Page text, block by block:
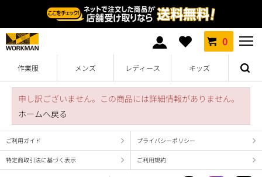
0
作業服 メンズ レディース キッズ
申し訳ございません。この商品には詳細情報がありません。
ホームへ戻る
ご利用ガイド プライバシーポリシー
特定商取引法に基づく表示 ご利用規約